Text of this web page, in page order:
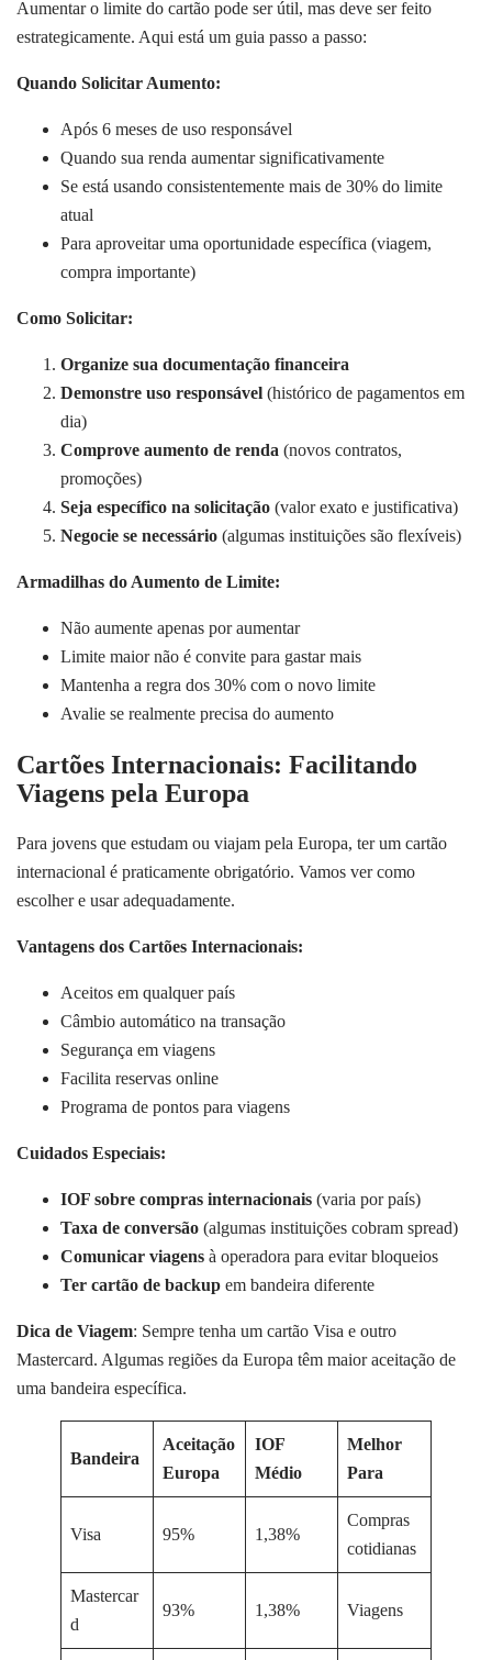
Aumentar o limite do cartão pode ser útil, mas deve ser feito
estrategicamente. Aqui está um guia passo a passo:
Quando Solicitar Aumento:
Após 6 meses de uso responsável
Quando sua renda aumentar significativamente
Se está usando consistentemente mais de 30% do limite
atual
Para aproveitar uma oportunidade específica (viagem,
compra importante)
Como Solicitar:
Organize sua documentação financeira
Demonstre uso responsável (histórico de pagamentos em
dia)
Comprove aumento de renda (novos contratos,
promoções)
Seja específico na solicitação (valor exato e justificativa)
Negocie se necessário (algumas instituições são flexíveis)
Armadilhas do Aumento de Limite:
Não aumente apenas por aumentar
Limite maior não é convite para gastar mais
Mantenha a regra dos 30% com o novo limite
Avalie se realmente precisa do aumento
Cartões Internacionais: Facilitando
Viagens pela Europa
Para jovens que estudam ou viajam pela Europa, ter um cartão
internacional é praticamente obrigatório. Vamos ver como
escolher e usar adequadamente.
Vantagens dos Cartões Internacionais:
Aceitos em qualquer país
Câmbio automático na transação
Segurança em viagens
Facilita reservas online
Programa de pontos para viagens
Cuidados Especiais:
IOF sobre compras internacionais (varia por país)
Taxa de conversão (algumas instituições cobram spread)
Comunicar viagens à operadora para evitar bloqueios
Ter cartão de backup em bandeira diferente
Dica de Viagem: Sempre tenha um cartão Visa e outro
Mastercard. Algumas regiões da Europa têm maior aceitação de
uma bandeira específica.
Bandeira
Aceitação
Europa
IOF
Médio
Melhor
Para
Visa 95% 1,38%
Compras
cotidianas
Mastercar
d
93% 1,38% Viagens